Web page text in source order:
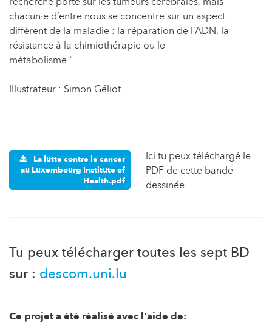
chacun·e d’entre nous se concentre sur un aspect
différent de la maladie : la réparation de l’ADN, la
résistance à la chimiothérapie ou le
métabolisme."
Illustrateur : Simon Géliot
La lutte contre le cancer
au Luxembourg Institute of
Health.pdf
Ici tu peux téléchargé le
PDF de cette bande
dessinée.
Tu peux télécharger toutes les sept BD
sur : descom.uni.lu
Ce projet a été réalisé avec l'aide de: